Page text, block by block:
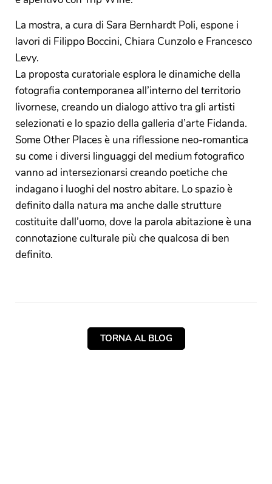
La mostra, a cura di Sara Bernhardt Poli, espone i
lavori di Filippo Boccini, Chiara Cunzolo e Francesco
Levy.
La proposta curatoriale esplora le dinamiche della
fotografia contemporanea all’interno del territorio
livornese, creando un dialogo attivo tra gli artisti
selezionati e lo spazio della galleria d’arte Fidanda.
Some Other Places è una riflessione neo-romantica
su come i diversi linguaggi del medium fotografico
vanno ad intersezionarsi creando poetiche che
indagano i luoghi del nostro abitare. Lo spazio è
definito dalla natura ma anche dalle strutture
costituite dall’uomo, dove la parola abitazione è una
connotazione culturale più che qualcosa di ben
definito.
TORNA AL BLOG